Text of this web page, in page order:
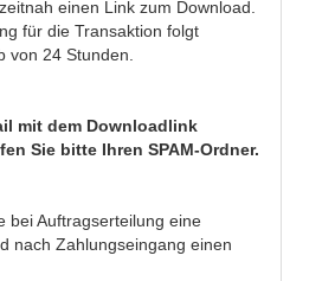
einen Link zum Download.
für die Transaktion folgt
von 24 Stunden.
mit dem Downloadlink
Sie bitte Ihren SPAM-Ordner.
bei Auftragserteilung eine
nach Zahlungseingang einen